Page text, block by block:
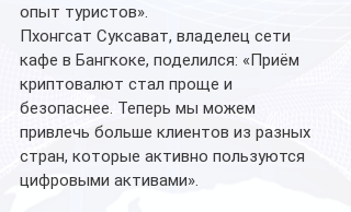
опыт туристов».
Пхонгсат Суксават, владелец сети
кафе в Бангкоке, поделился: «Приём
криптовалют стал проще и
безопаснее. Теперь мы можем
привлечь больше клиентов из разных
стран, которые активно пользуются
цифровыми активами».